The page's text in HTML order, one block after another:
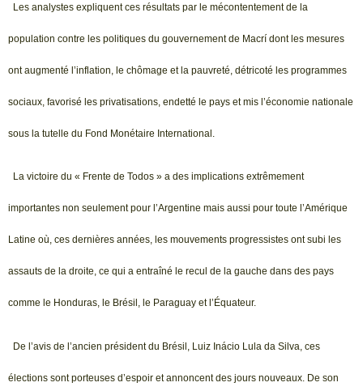
Les analystes expliquent ces résultats par le mécontentement de la
population contre les politiques du gouvernement de Macrí dont les mesures
ont augmenté l’inflation, le chômage et la pauvreté, détricoté les programmes
sociaux, favorisé les privatisations, endetté le pays et mis l’économie nationale
sous la tutelle du Fond Monétaire International.
La victoire du « Frente de Todos » a des implications extrêmement
importantes non seulement pour l’Argentine mais aussi pour toute l’Amérique
Latine où, ces dernières années, les mouvements progressistes ont subi les
assauts de la droite, ce qui a entraîné le recul de la gauche dans des pays
comme le Honduras, le Brésil, le Paraguay et l’Équateur.
De l’avis de l’ancien président du Brésil, Luiz Inácio Lula da Silva, ces
élections sont porteuses d’espoir et annoncent des jours nouveaux. De son